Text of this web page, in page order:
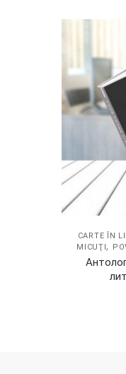
CARTE ÎN
MICUŢI,